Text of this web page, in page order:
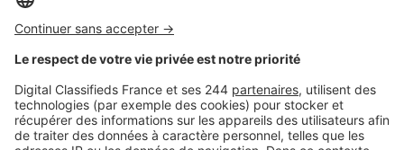
Logic-Immo c’est aussi …